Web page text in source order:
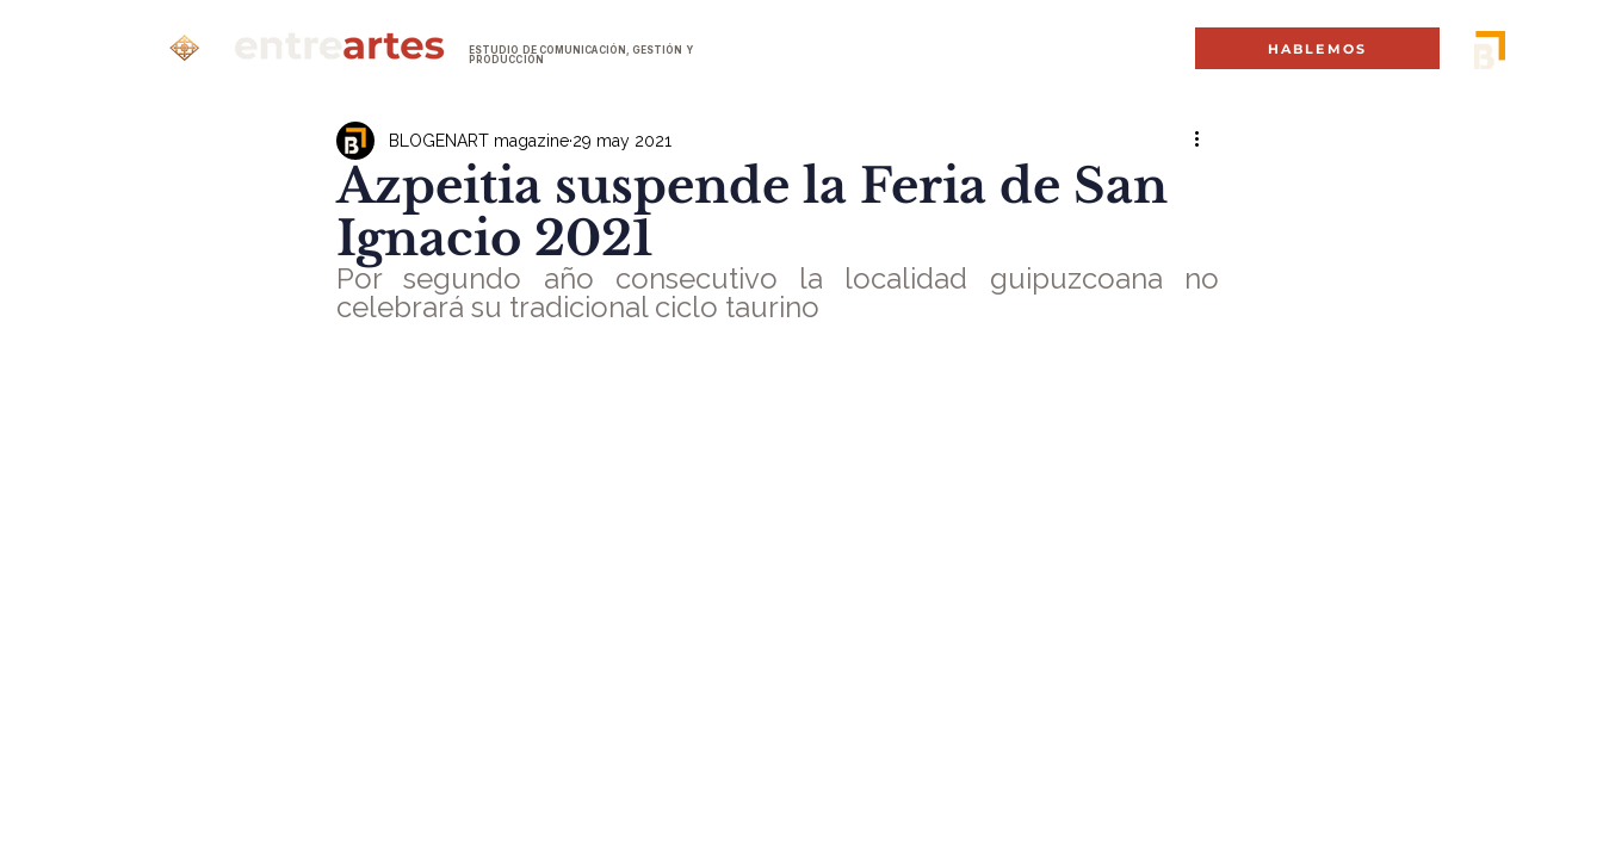
ESTUDIO DE COMUNICACIÓN, GESTIÓN Y
PRODUCCIÓN
HABLEMOS
Azpeitia suspende la Feria de San
Ignacio 2021
BLOGENART magazine 29 may 2021
Por segundo año consecutivo la localidad guipuzcoana no
celebrará su tradicional ciclo taurino